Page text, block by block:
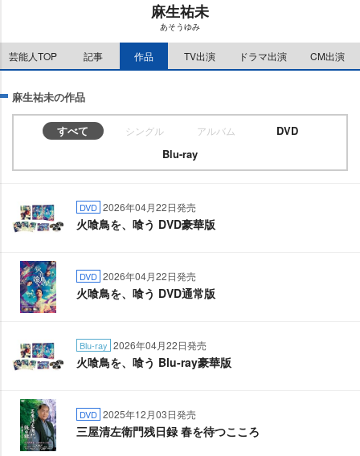
e
麻生祐未
あそうゆみ
芸能人TOP 記事 作品 TV出演 ドラマ出演 CM出演
麻生祐未の作品
すべて シングル アルバム
DVD
Blu-ray
DVD 2026年04月22日発売
火喰鳥を、喰う DVD豪華版
DVD 2026年04月22日発売
火喰鳥を、喰う DVD通常版
Blu-ray 2026年04月22日発売
火喰鳥を、喰う Blu-ray豪華版
DVD 2025年12月03日発売
三屋清左衛門残日録 春を待つこころ